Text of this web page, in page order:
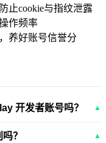
止cookie与指纹泄露
作频率
养好账号信誉分
开发者账号吗？ ▲
？ ▲